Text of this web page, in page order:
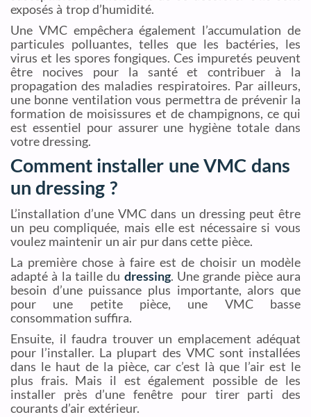
exposés à trop d’humidité.
Une VMC empêchera également l’accumulation de
particules polluantes, telles que les bactéries, les
virus et les spores fongiques. Ces impuretés peuvent
être nocives pour la santé et contribuer à la
propagation des maladies respiratoires. Par ailleurs,
une bonne ventilation vous permettra de prévenir la
formation de moisissures et de champignons, ce qui
est essentiel pour assurer une hygiène totale dans
votre dressing.
Comment installer une VMC dans
un dressing ?
L’installation d’une VMC dans un dressing peut être
un peu compliquée, mais elle est nécessaire si vous
voulez maintenir un air pur dans cette pièce.
La première chose à faire est de choisir un modèle
adapté à la taille du dressing. Une grande pièce aura
besoin d’une puissance plus importante, alors que
pour une petite pièce, une VMC basse
consommation suffira.
Ensuite, il faudra trouver un emplacement adéquat
pour l’installer. La plupart des VMC sont installées
dans le haut de la pièce, car c’est là que l’air est le
plus frais. Mais il est également possible de les
installer près d’une fenêtre pour tirer parti des
courants d’air extérieur.